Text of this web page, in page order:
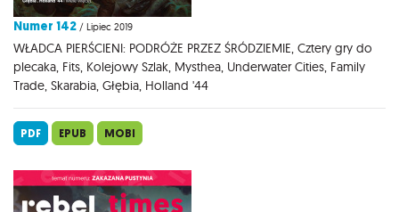
Numer 142 / Lipiec 2019
WŁADCA PIERŚCIENI: PODRÓŻE PRZEZ ŚRÓDZIEMIE, Cztery gry do
plecaka, Fits, Kolejowy Szlak, Mysthea, Underwater Cities, Family
Trade, Skarabia, Głębia, Holland '44
PDF EPUB MOBI